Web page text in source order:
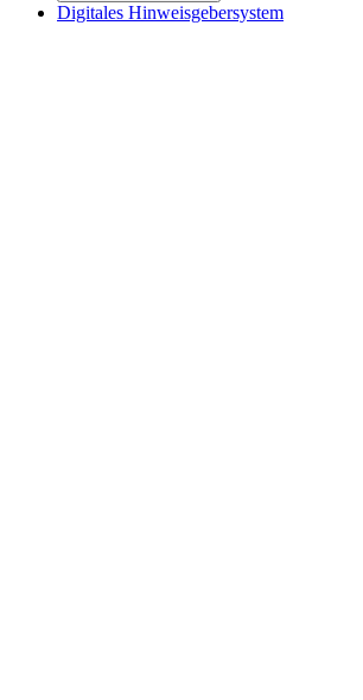
Digitales Hinweisgebersystem